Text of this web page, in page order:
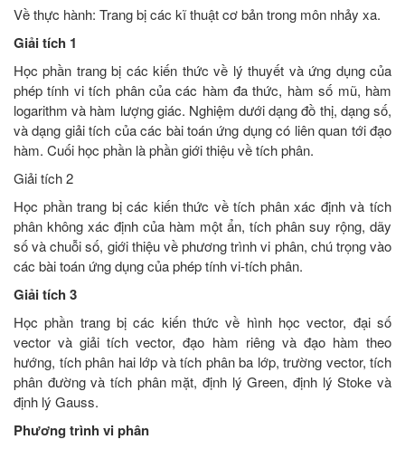
Về thực hành: Trang bị các kĩ thuật cơ bản trong môn nhảy xa.
Giải tích 1
Học phần trang bị các kiến thức về lý thuyết và ứng dụng của
phép tính vi tích phân của các hàm đa thức, hàm số mũ, hàm
logarithm và hàm lượng giác. Nghiệm dưới dạng đồ thị, dạng số,
và dạng giải tích của các bài toán ứng dụng có liên quan tới đạo
hàm. Cuối học phần là phần giới thiệu về tích phân.
Giải tích 2
Học phần trang bị các kiến thức về tích phân xác định và tích
phân không xác định của hàm một ẩn, tích phân suy rộng, dãy
số và chuỗi số, giới thiệu về phương trình vi phân, chú trọng vào
các bài toán ứng dụng của phép tính vi-tích phân.
Giải tích 3
Học phần trang bị các kiến thức về hình học vector, đại số
vector và giải tích vector, đạo hàm riêng và đạo hàm theo
hướng, tích phân hai lớp và tích phân ba lớp, trường vector, tích
phân đường và tích phân mặt, định lý Green, định lý Stoke và
định lý Gauss.
Phương trình vi phân